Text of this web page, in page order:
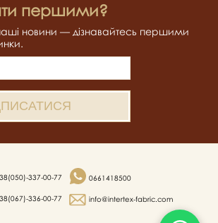
першими?
новини — дізнавайтесь першими
337-00-77
336-00-77
0661418500
info@intertex-fabric.com